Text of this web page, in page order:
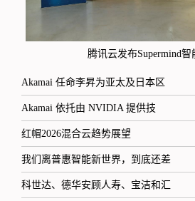
腾讯云发布Supermind智
Akamai 任命李昇为亚太及日本区
Akamai 依托由 NVIDIA 提供技
红帽2026混合云趋势展望
我们离普惠智能新世界，到底还差
科世达、德华安顾人寿、宝洁和汇